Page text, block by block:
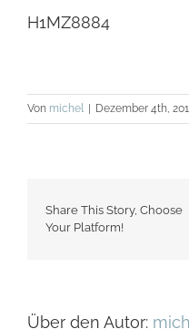
H1MZ8884
Von michel | Dezember 4th,
Share This Story, Choose
Your Platform!
Über den Autor: